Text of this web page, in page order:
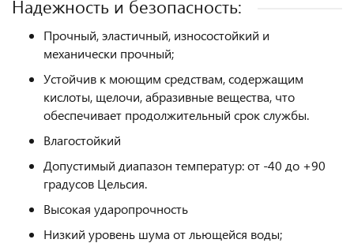
Надежность и безопасность:
Прочный, эластичный, износостойкий и
механически прочный;
Устойчив к моющим средствам, содержащим
кислоты, щелочи, абразивные вещества, что
обеспечивает продолжительный срок службы.
Влагостойкий
Допустимый диапазон температур: от -40 до +90
градусов Цельсия.
Высокая ударопрочность
Низкий уровень шума от льющейся воды;